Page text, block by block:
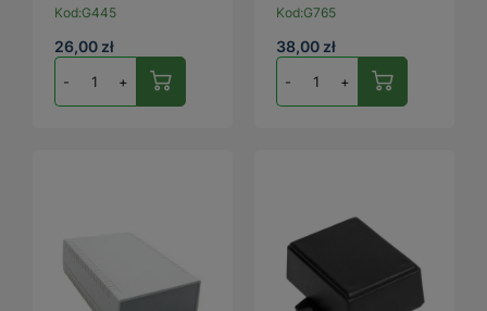
Kod:G445
26,00 zł
- +
Kod:G765
38,00 zł
- +